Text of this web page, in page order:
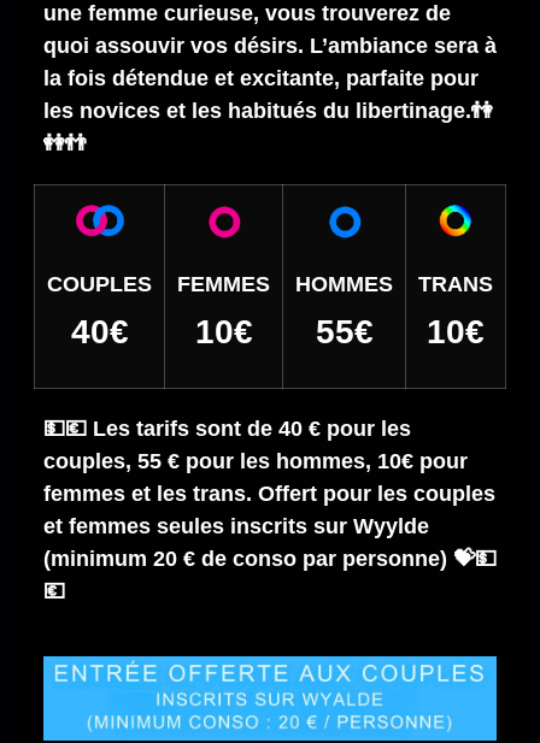
une femme curieuse, vous trouverez de
quoi assouvir vos désirs. L’ambiance sera à
la fois détendue et excitante, parfaite pour
les novices et les habitués du libertinage.👫
👭👬
COUPLES
40€
FEMMES
10€
HOMMES
55€
TRANS
10€
💵💶 Les tarifs sont de 40 € pour les
couples, 55 € pour les hommes, 10€ pour
femmes et les trans. Offert pour les couples
et femmes seules inscrits sur Wyylde
(minimum 20 € de conso par personne) 💝💵
💶